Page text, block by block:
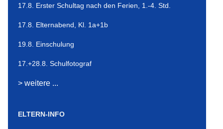
17.8. Erster Schultag nach den Ferien, 1.-4. Std.
17.8. Elternabend, Kl. 1a+1b
19.8. Einschulung
17.+28.8. Schulfotograf
> weitere ...
ELTERN-INFO